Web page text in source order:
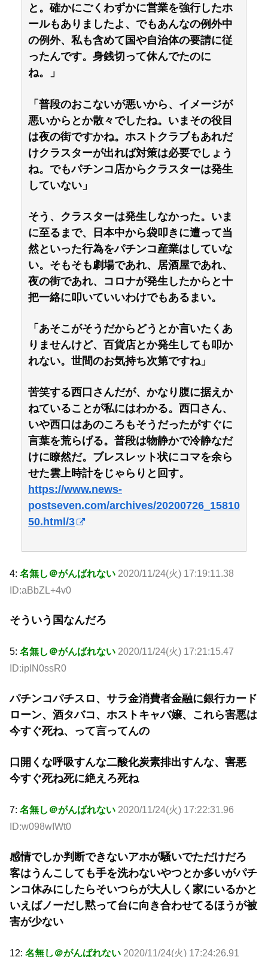
と。確かにごくわずかに営業を強行したホ
ールもありましたよ、でもあんなの例外中
の例外、私も含めて国や自治体の要請に従
ったんです。身銭切って休んでたのに
ね。」
「普段のおこないが悪いから、イメージが
悪いからとか散々でしたね。いまその役目
は夜の街ですかね。ホストクラブもあれだ
けクラスターが出れば対策は必要でしょう
ね。でもパチンコ店からクラスターは発生
していない」
そう、クラスターは発生しなかった。いま
に至るまで、日本中から袋叩きに遭って当
然といった行為をパチンコ産業はしていな
い。そもそも劇場であれ、居酒屋であれ、
夜の街であれ、コロナが発生したからと十
把一絡に叩いていいわけでもあるまい。
「あそこがそうだからどうとか言いたくあ
りませんけど、百貨店とか発生しても叩か
れない。世間のお気持ち次第ですね」
苦笑する西口さんだが、かなり腹に据えか
ねていることが私にはわかる。西口さん、
いや西口はあのころもそうだったがすぐに
言葉を荒らげる。普段は物静かで冷静なだ
けに瞭然だ。ブレスレット状にコマを余ら
せた雲上時計をじゃらりと回す。
https://www.news-
postseven.com/archives/20200726_15810
50.html/3
4: 名無し＠がんばれない 2020/11/24(火) 17:19:11.38
ID:aBbZL+4v0
そういう国なんだろ
5: 名無し＠がんばれない 2020/11/24(火) 17:21:15.47
ID:iplN0ssR0
パチンコパチスロ、サラ金消費者金融に銀行カード
ローン、酒タバコ、ホストキャバ嬢、これら害悪は
今すぐ死ね、って言ってんの
口開くな呼吸すんな二酸化炭素排出すんな、害悪
今すぐ死ね死に絶えろ死ね
7: 名無し＠がんばれない 2020/11/24(火) 17:22:31.96
ID:w098wIWt0
感情でしか判断できないアホが騒いでただけだろ
客はうんこしても手を洗わないやつとか多いがパチ
ンコ休みにしたらそいつらが大人しく家にいるかと
いえばノーだし黙って台に向き合わせてるほうが被
害が少ない
12: 名無し＠がんばれない 2020/11/24(火) 17:24:26.91